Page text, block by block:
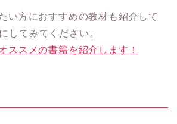
い方におすすめの教材も紹介して
してみてください。
ススメの書籍を紹介します！